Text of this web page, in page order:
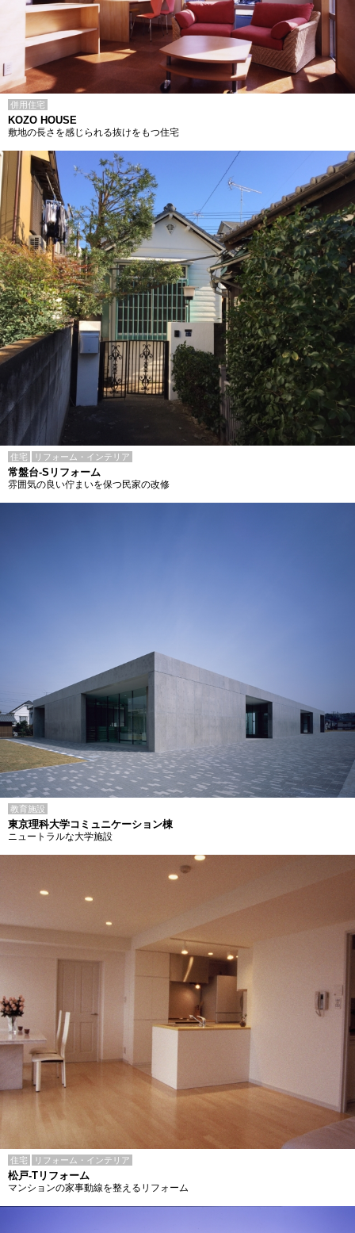
併用住宅
KOZO HOUSE
敷地の長さを感じられる抜けをもつ住宅
住宅 リフォーム・インテリア
常盤台-Sリフォーム
雰囲気の良い佇まいを保つ民家の改修
教育施設
東京理科大学コミュニケーション棟
ニュートラルな大学施設
住宅 リフォーム・インテリア
松戸-Tリフォーム
マンションの家事動線を整えるリフォーム